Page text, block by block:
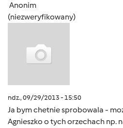
Anonim
(niezweryfikowany)
ndz., 09/29/2013 - 15:50
Ja bym chetnie sprobowala -
Agnieszko o tych orzechach np.